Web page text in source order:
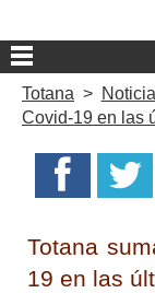
Totana >
Covid-19 en las
Totana
19 en las